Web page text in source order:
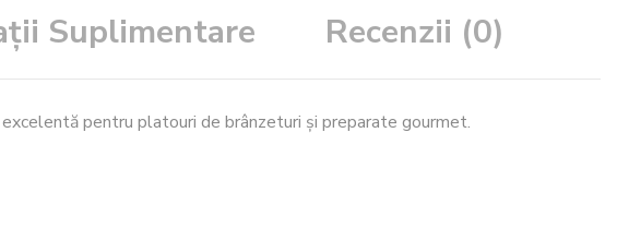
Suplimentare Recenzii (0)
excelentă pentru platouri de brânzeturi și preparate gourmet.